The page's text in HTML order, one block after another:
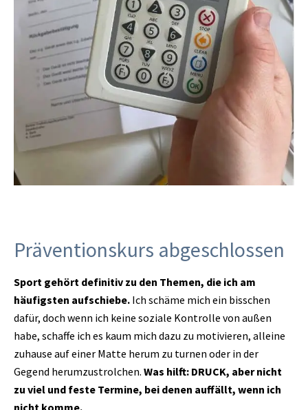
Präventionskurs abgeschlossen
Sport gehört definitiv zu den Themen, die ich am
häufigsten aufschiebe. Ich schäme mich ein bisschen
dafür, doch wenn ich keine soziale Kontrolle von außen
habe, schaffe ich es kaum mich dazu zu motivieren, alleine
zuhause auf einer Matte herum zu turnen oder in der
Gegend herumzustrolchen. Was hilft: DRUCK, aber nicht
zu viel und feste Termine, bei denen auffällt, wenn ich